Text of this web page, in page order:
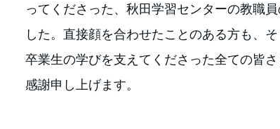
ってくださった、秋田学習センターの教職
した。直接顔を合わせたことのある方も、
卒業生の学びを支えてくださった全ての皆
感謝申し上げます。